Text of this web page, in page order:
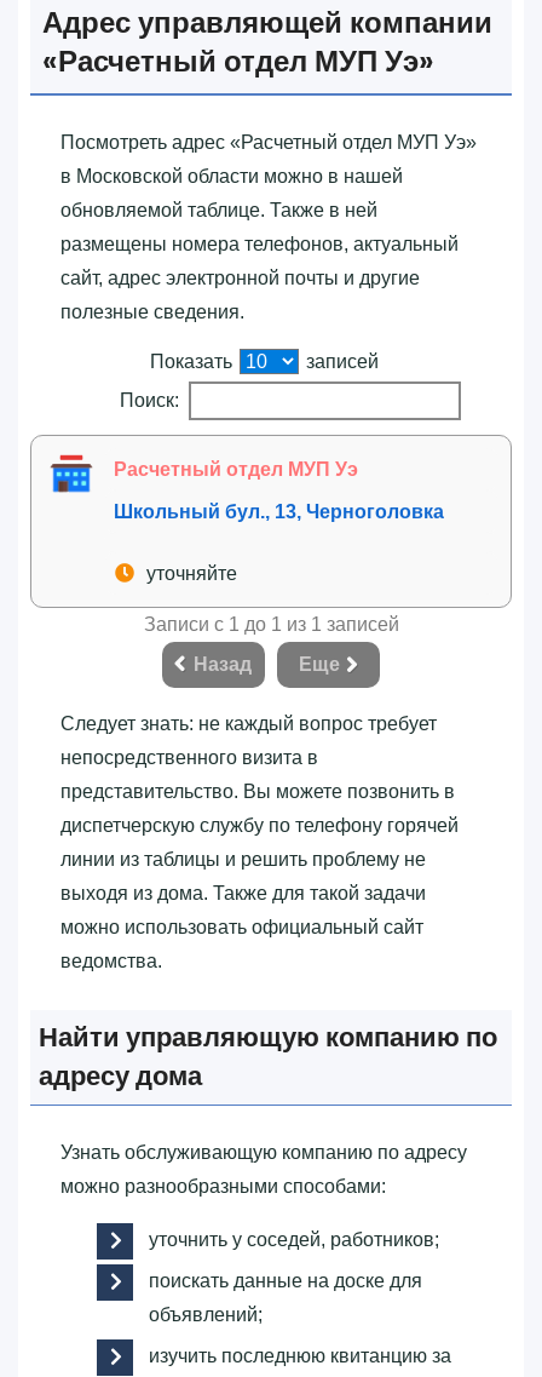
Адрес управляющей компании
«‎Расчетный отдел МУП Уэ»‎
Посмотреть адрес «‎Расчетный отдел МУП Уэ»‎
в Московской области можно в нашей
обновляемой таблице. Также в ней
размещены номера телефонов, актуальный
сайт, адрес электронной почты и другие
полезные сведения.
Показать
записей
Поиск:
Расчетный отдел МУП Уэ
Школьный бул., 13, Черноголовка
уточняйте
Записи с 1 до 1 из 1 записей
Назад
Еще
Следует знать: не каждый вопрос требует
непосредственного визита в
представительство. Вы можете позвонить в
диспетчерскую службу по телефону горячей
линии из таблицы и решить проблему не
выходя из дома. Также для такой задачи
можно использовать официальный сайт
ведомства.
Найти управляющую компанию по
адресу дома
Узнать обслуживающую компанию по адресу
можно разнообразными способами:
уточнить у соседей, работников;
поискать данные на доске для
объявлений;
изучить последнюю квитанцию за